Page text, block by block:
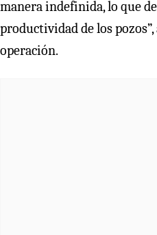
manera indefinida, lo que
productividad de los
operación.